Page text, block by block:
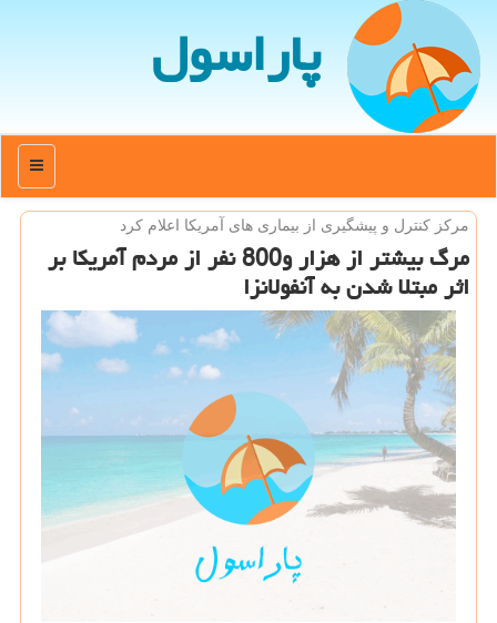
پاراسول
منو
مركز كنترل و پیشگیری از بیماری های آمریكا اعلام كرد
مرگ بیشتر از هزار و800 نفر از مردم آمریكا بر
اثر مبتلا شدن به آنفولانزا